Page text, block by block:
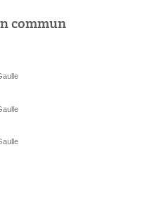
commun